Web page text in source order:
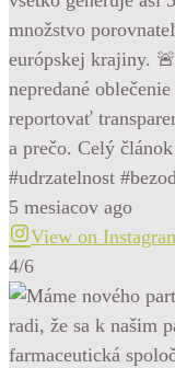
množstvo
európskej krajiny.
nepredané
reportovať
a prečo. Celý
#udrzatelnost
5 mesiacov ago
View on
4/6